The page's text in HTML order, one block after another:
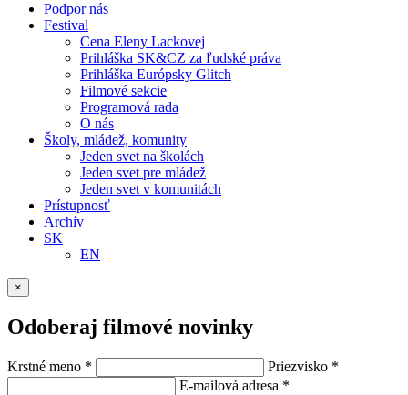
Podpor nás
Festival
Cena Eleny Lackovej
Prihláška SK&CZ za ľudské práva
Prihláška Európsky Glitch
Filmové sekcie
Programová rada
O nás
Školy, mládež, komunity
Jeden svet na školách
Jeden svet pre mládež
Jeden svet v komunitách
Prístupnosť
Archív
SK
EN
×
Odoberaj filmové novinky
Krstné meno * Priezvisko *
E-mailová adresa *